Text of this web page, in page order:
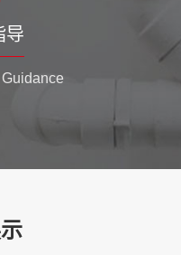
导
Guidance